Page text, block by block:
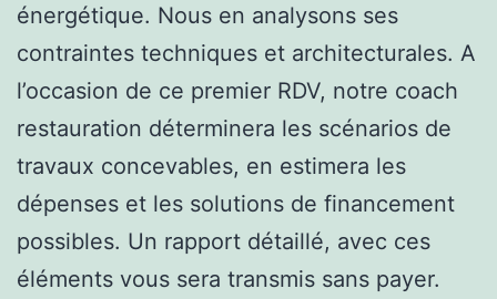
énergétique. Nous en analysons ses
contraintes techniques et architecturales. A
l’occasion de ce premier RDV, notre coach
restauration déterminera les scénarios de
travaux concevables, en estimera les
dépenses et les solutions de financement
possibles. Un rapport détaillé, avec ces
éléments vous sera transmis sans payer.